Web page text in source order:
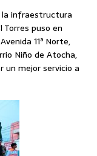
la infraestructura
puso en
11ª Norte,
Niño de Atocha,
un mejor servicio a